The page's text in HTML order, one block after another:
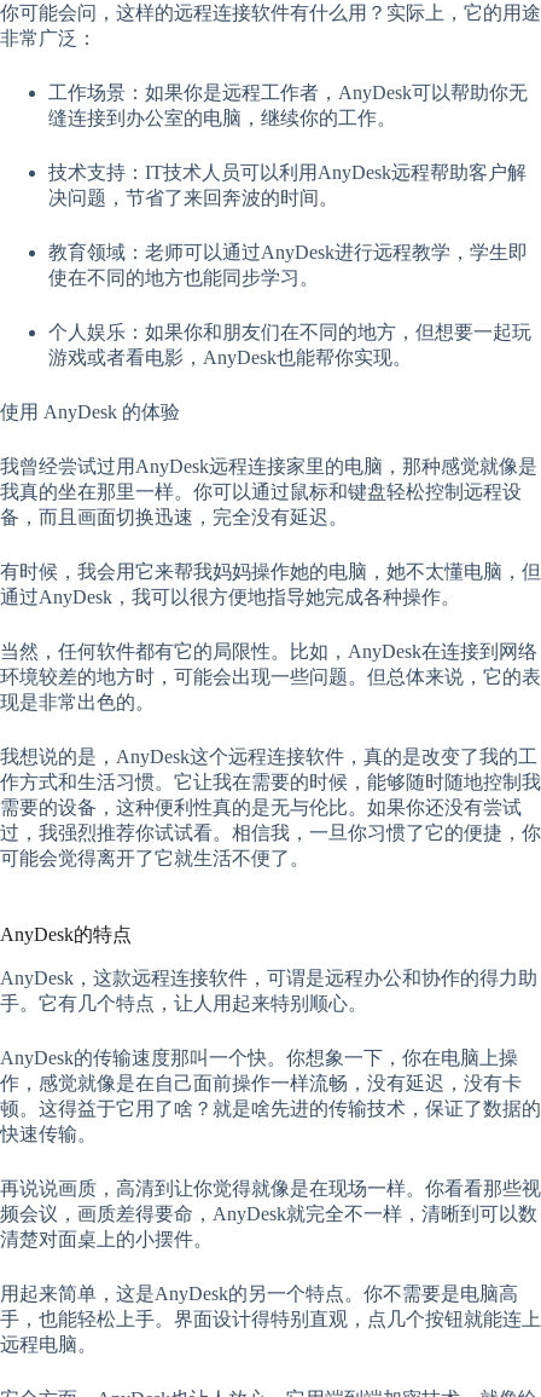
你可能会问，这样的远程连接软件有什么用？实际上，它的用途
非常广泛：
工作场景：如果你是远程工作者，AnyDesk可以帮助你无
缝连接到办公室的电脑，继续你的工作。
技术支持：IT技术人员可以利用AnyDesk远程帮助客户解
决问题，节省了来回奔波的时间。
教育领域：老师可以通过AnyDesk进行远程教学，学生即
使在不同的地方也能同步学习。
个人娱乐：如果你和朋友们在不同的地方，但想要一起玩
游戏或者看电影，AnyDesk也能帮你实现。
使用 AnyDesk 的体验
我曾经尝试过用AnyDesk远程连接家里的电脑，那种感觉就像是
我真的坐在那里一样。你可以通过鼠标和键盘轻松控制远程设
备，而且画面切换迅速，完全没有延迟。
有时候，我会用它来帮我妈妈操作她的电脑，她不太懂电脑，但
通过AnyDesk，我可以很方便地指导她完成各种操作。
当然，任何软件都有它的局限性。比如，AnyDesk在连接到网络
环境较差的地方时，可能会出现一些问题。但总体来说，它的表
现是非常出色的。
我想说的是，AnyDesk这个远程连接软件，真的是改变了我的工
作方式和生活习惯。它让我在需要的时候，能够随时随地控制我
需要的设备，这种便利性真的是无与伦比。如果你还没有尝试
过，我强烈推荐你试试看。相信我，一旦你习惯了它的便捷，你
可能会觉得离开了它就生活不便了。
AnyDesk的特点
AnyDesk，这款远程连接软件，可谓是远程办公和协作的得力助
手。它有几个特点，让人用起来特别顺心。
AnyDesk的传输速度那叫一个快。你想象一下，你在电脑上操
作，感觉就像是在自己面前操作一样流畅，没有延迟，没有卡
顿。这得益于它用了啥？就是啥先进的传输技术，保证了数据的
快速传输。
再说说画质，高清到让你觉得就像是在现场一样。你看看那些视
频会议，画质差得要命，AnyDesk就完全不一样，清晰到可以数
清楚对面桌上的小摆件。
用起来简单，这是AnyDesk的另一个特点。你不需要是电脑高
手，也能轻松上手。界面设计得特别直观，点几个按钮就能连上
远程电脑。